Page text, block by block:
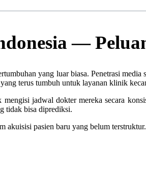
—
yang luar biasa. Penetrasi
terus tumbuh untuk layanan klinik
jadwal dokter mereka secara
tidak bisa diprediksi.
akuisisi pasien baru yang belum